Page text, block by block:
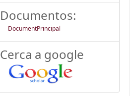
Documentos:
DocumentPrincipal
Cerca a google